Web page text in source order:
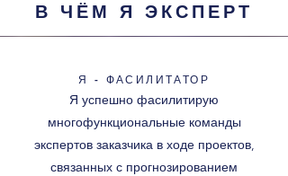
В ЧЁМ Я ЭКСПЕРТ
Я - ФАСИЛИТАТОР
Я успешно фасилитирую
многофункциональные команды
экспертов заказчика в ходе проектов,
связанных с прогнозированием